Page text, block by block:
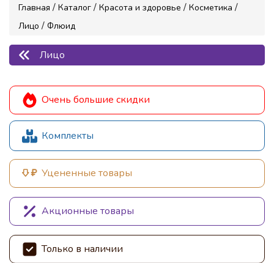
Главная / Каталог / Красота и здоровье / Косметика /
Лицо / Флюид
Лицо
Очень большие скидки
Комплекты
Уцененные товары
Акционные товары
Только в наличии